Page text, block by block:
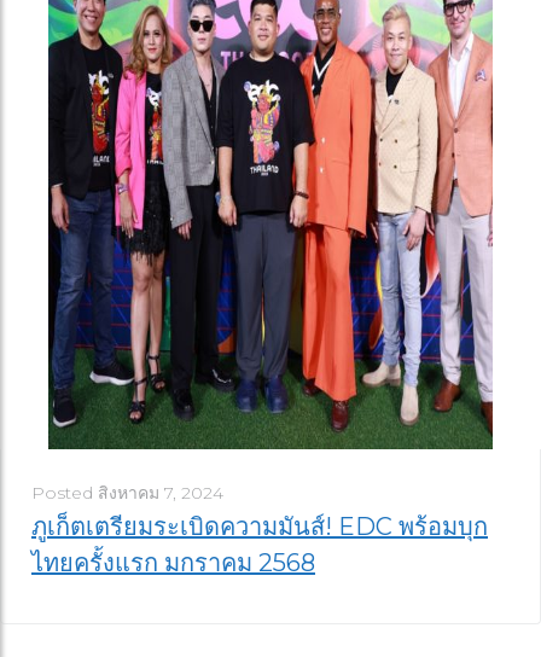
Posted สิงหาคม 7, 2024
ภูเก็ตเตรียมระเบิดความมันส์! EDC พร้อมบุก
ไทยครั้งแรก มกราคม 2568